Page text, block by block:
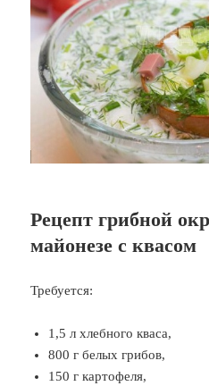
Рецепт грибной
майонезе с квасом
Требуется:
1,5 л хлебного кваса,
800 г белых грибов,
150 г картофеля,